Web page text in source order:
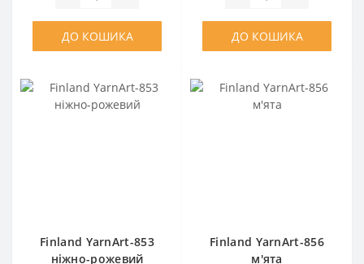
ДО КОШИКА ДО КОШИКА
Finland YarnArt-853
ніжно-рожевий
Finland YarnArt-856
м'ята